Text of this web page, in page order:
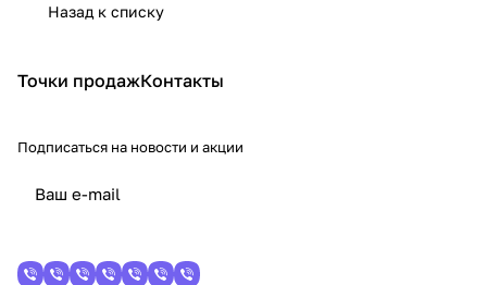
Назад к списку
Точки продажКонтакты
Подписаться на новости и акции